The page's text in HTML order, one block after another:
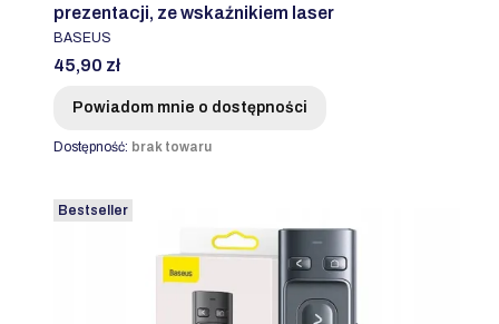
prezentacji, ze wskaźnikiem laser
PRODUCENT
BASEUS
Cena
45,90 zł
Powiadom mnie o dostępności
Dostępność: brak towaru
Bestseller